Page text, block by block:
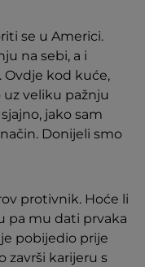
se u Americi.
na sebi, a i
kod kuće,
veliku pažnju
jako sam
Donijeli smo
protivnik. Hoće li
pa mu dati prvaka
je pobijedio prije
završi karijeru s